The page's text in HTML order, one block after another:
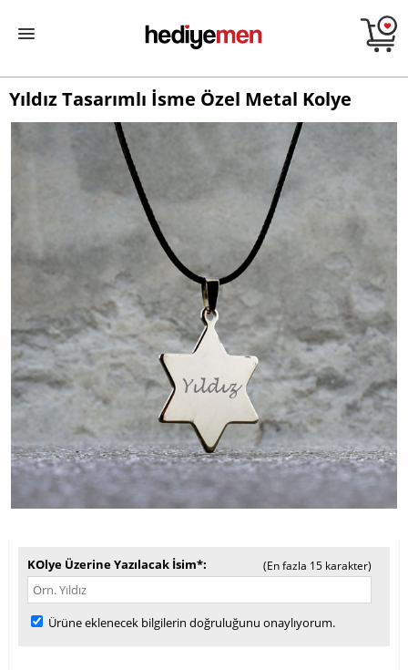
Yıldız Tasarımlı İsme Özel Metal Kolye
KOlye Üzerine Yazılacak İsim* (En fazla 15 karakter)
Ürüne eklenecek bilgilerin doğruluğunu onaylıyorum.